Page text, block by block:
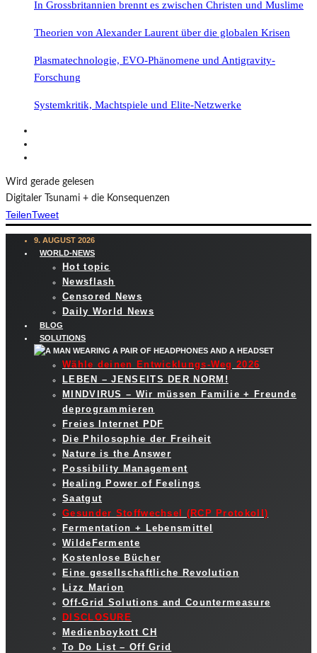
In Grossbritannien brennt es zwischen Christen und Muslime
Theorien von Alexander Laurent über die globalen Krisen
Plasmatechnologie, EVO-Phänomene und Antigravity-
Forschung
Systemkritik, Machtspiele und Elite-Netzwerke
Wird gerade gelesen
Digitaler Tsunami + die Konsequenzen
TeilenTweet
9. AUGUST 2026
WORLD-NEWS
Hot topic
Newsflash
Censored News
Daily World News
BLOG
SOLUTIONS
Wähle deinen Entwicklungs-Weg 2026
LEBEN – JENSEITS DER NORM!
MINDVIRUS – Wir müssen Familie + Freunde
deprogrammieren
Freies Internet PDF
Die Philosophie der Freiheit
Nature is the Answer
Possibility Management
Healing Power of Feelings
Saatgut
Gesunder Stoffwechsel (RCP Protokoll)
Fermentation + Lebensmittel
WildeFermente
Kostenlose Bücher
Eine gesellschaftliche Revolution
Lizz Marion
Off-Grid Solutions and Countermeasure
DISCLOSURE
Medienboykott CH
To Do List – Off Grid